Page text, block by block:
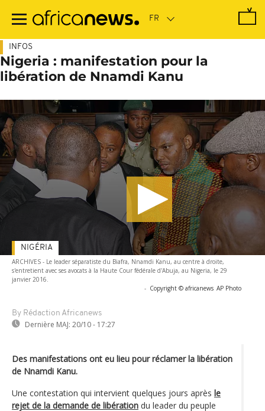
contenu
INFOS
Nigeria : manifestation pour la
libération de Nnamdi Kanu
ARCHIVES - Le leader séparatiste du Biafra, Nnamdi Kanu, au centre à droite,
s'entretient avec ses avocats à la Haute Cour fédérale d'Abuja, au Nigeria, le 29
janvier 2016.
- Copyright © africanews AP Photo
By Rédaction Africanews
Dernière MAJ: 20/10 - 17:27
NIGÉRIA
Des manifestations ont eu lieu pour réclamer la libération
de Nnamdi Kanu.
Une contestation qui intervient quelques jours après le
rejet de la demande de libération du leader du peuple